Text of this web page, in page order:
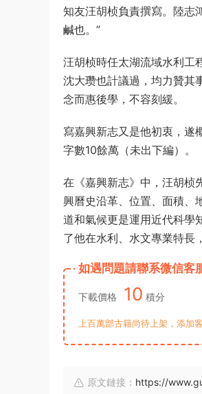
知友汪胡桢負責撰寫。陸志
鹹也。”
汪胡桢時任太湖流域水利工
沈大瓒也計議過，均力贊其
念而惠後學，不容刻緩。
寫嘉興新志又是他初衷，遂
字數10餘萬（未出下編）。
在《嘉興新志》中，汪胡桢
興曆史沿革、位置、面積、
道和氣候更是運用近代科學
了他在水利、水文專業特長
如遇問題請聯系微信
下載價格 10 積分
上百萬部古籍尚待上架，添
原文鏈接： https://